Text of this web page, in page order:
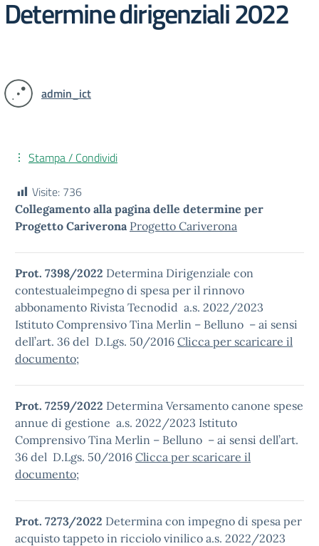
Determine dirigenziali 2022
admin_ict
Stampa / Condividi
Visite: 736
Collegamento alla pagina delle determine per
Progetto Cariverona Progetto Cariverona
Prot. 7398/2022 Determina Dirigenziale con
contestualeimpegno di spesa per il rinnovo
abbonamento Rivista Tecnodid a.s. 2022/2023
Istituto Comprensivo Tina Merlin – Belluno – ai sensi
dell’art. 36 del D.Lgs. 50/2016 Clicca per scaricare il
documento;
Prot. 7259/2022 Determina Versamento canone spese
annue di gestione a.s. 2022/2023 Istituto
Comprensivo Tina Merlin – Belluno – ai sensi dell’art.
36 del D.Lgs. 50/2016 Clicca per scaricare il
documento;
Prot. 7273/2022 Determina con impegno di spesa per
acquisto tappeto in ricciolo vinilico a.s. 2022/2023